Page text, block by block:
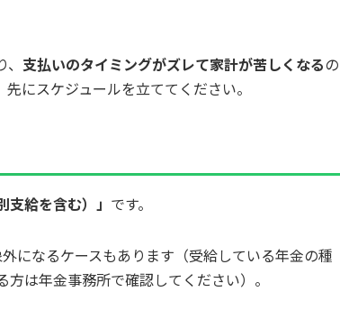
支払いのタイミングがズレて家計が苦しくなるの
にスケジュールを立ててください。
支給を含む）」 です。
になるケースもあります（受給している年金の種
は年金事務所で確認してください）。